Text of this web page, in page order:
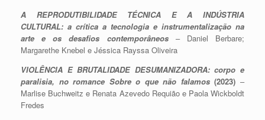
A REPRODUTIBILIDADE TÉCNICA E A INDÚSTRIA
CULTURAL: a crítica a tecnologia e instrumentalização na
arte e os desafios contemporâneos
– Daniel Berbare;
Margarethe Knebel e Jéssica Rayssa Oliveira
VIOLÊNCIA E BRUTALIDADE DESUMANIZADORA: corpo e
paralisia, no romance Sobre o que não falamos(2023) –
Marlise Buchweitz e Renata Azevedo Requião e Paola Wickboldt
Fredes